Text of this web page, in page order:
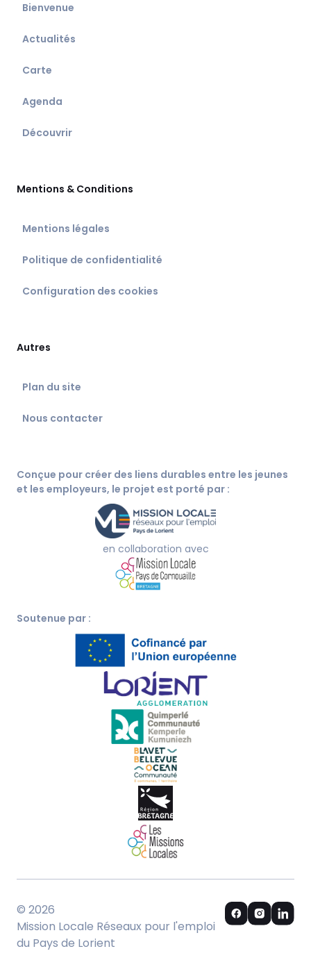
Bienvenue
Actualités
Carte
Agenda
Découvrir
Mentions & Conditions
Mentions légales
Politique de confidentialité
Configuration des cookies
Autres
Plan du site
Nous contacter
Conçue pour créer des liens durables entre les jeunes
et les employeurs, le projet est porté par :
en collaboration avec
Soutenue par :
© 2026
Mission Locale Réseaux pour l'emploi
du Pays de Lorient